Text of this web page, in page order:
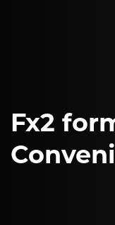
Fx2